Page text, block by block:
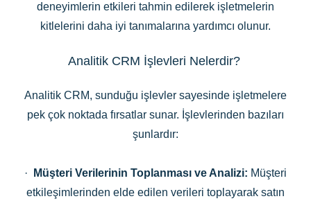
deneyimlerin etkileri tahmin edilerek işletmelerin
kitlelerini daha iyi tanımalarına yardımcı olunur.
Analitik CRM İşlevleri Nelerdir?
Analitik CRM, sunduğu işlevler sayesinde işletmelere
pek çok noktada fırsatlar sunar. İşlevlerinden bazıları
şunlardır:
· Müşteri Verilerinin Toplanması ve Analizi: Müşteri
etkileşimlerinden elde edilen verileri toplayarak satın